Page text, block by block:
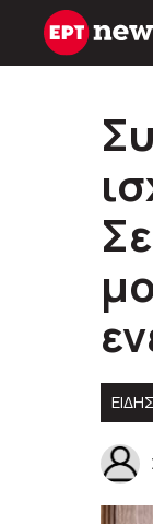
Μετάβαση